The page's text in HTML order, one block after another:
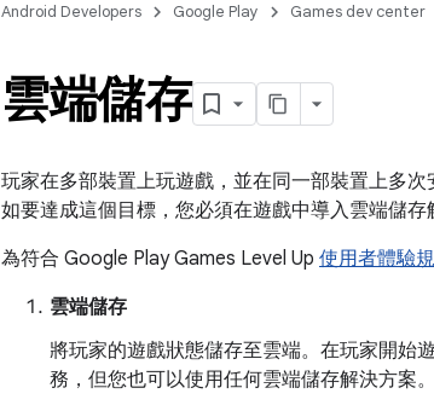
Android Developers Google Play Games dev center
雲端儲存
玩家在多部裝置上玩遊戲，並在同一部裝置上多
如要達成這個目標，您必須在遊戲中導入雲端儲存
為符合 Google Play Games Level Up 使用者體驗
雲端儲存
將玩家的遊戲狀態儲存至雲端。在玩家開始
務，但您也可以使用任何雲端儲存解決方案。